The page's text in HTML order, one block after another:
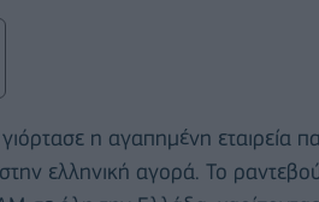
γιόρτασε η αγαπημένη εταιρεία
στην ελληνική αγορά. Το